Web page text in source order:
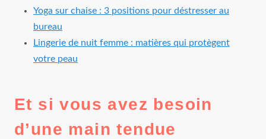
Yoga sur chaise : 3 positions pour déstresser au
bureau
Lingerie de nuit femme : matières qui protègent
votre peau
Et si vous avez besoin
d’une main tendue